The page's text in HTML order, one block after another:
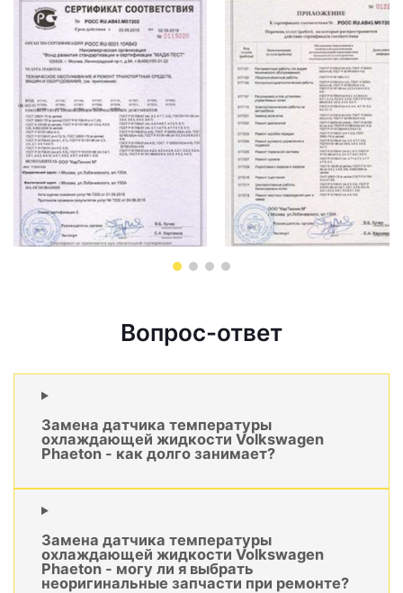
Вопрос-ответ
Замена датчика температуры
охлаждающей жидкости Volkswagen
Phaeton - как долго занимает?
Замена датчика температуры
охлаждающей жидкости Volkswagen
Phaeton - могу ли я выбрать
неоригинальные запчасти при ремонте?